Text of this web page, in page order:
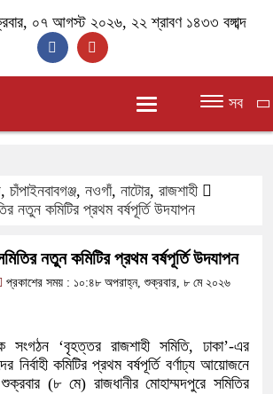
০৭ আগস্ট ২০২৬, ২২ শ্রাবণ ১৪৩৩ বঙ্গাব্দ
সব
, চাঁপাইনবাবগঞ্জ, নওগাঁ, নাটোর, রাজশাহী
নতুন কমিটির প্রথম বর্ষপূর্তি উদযাপন
নতুন কমিটির প্রথম বর্ষপূর্তি উদযাপন
প্রকাশের সময় : ১০:৪৮ অপরাহ্ন, শুক্রবার, ৮ মে ২০২৬
সংগঠন ‘বৃহত্তর রাজশাহী সমিতি, ঢাকা’-এর
নির্বাহী কমিটির প্রথম বর্ষপূর্তি বর্ণাঢ্য আয়োজনে
(৮ মে) রাজধানীর মোহাম্মদপুরে সমিতির